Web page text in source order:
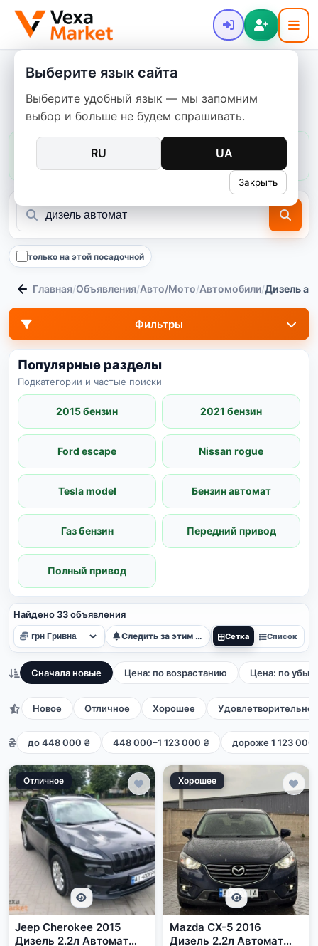
Выберите язык сайта
Выберите удобный язык — мы запомним
выбор и больше не будем спрашивать.
RU UA
Закрыть
Купить автомобиль: дизель +
автомат
Цены в этой категории:
147 403–1 123 140 ₴
предложений
только на этой посадочной
Главная/Объявления/Авто/Мото/Автомобили/Дизель
Фильтры
Популярные разделы
Подкатегории и частые поиски
2015 бензин 2021 бензин
Ford escape Nissan rogue
Tesla model Бензин автомат
Газ бензин Передний привод
Полный привод
Найдено 33 объявления
Следить за этим поискомСетка Список
Сначала новые Цена: по возрастанию Цена: по
Новое Отличное Хорошее Удовлетворительное
до 448 000 ₴ 448 000–1 123 000 ₴ дороже 1 123 000
Отличное
Jeep Cherokee 2015
Дизель 2.2л Автомат
Хорошее
Mazda CX-5 2016
Дизель 2.2л Автомат